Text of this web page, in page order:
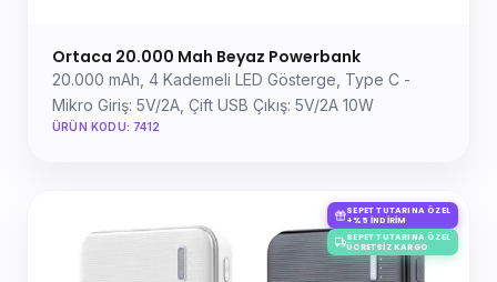
Ortaca 20.000 Mah Beyaz Powerbank
20.000 mAh, 4 Kademeli LED Gösterge, Type C -
Mikro Giriş: 5V/2A, Çift USB Çıkış: 5V/2A 10W
ÜRÜN KODU: 7412
SEPET TUTARINA ÖZEL
+%5 İNDIRIM
SEPET TUTARINA ÖZEL
ÜCRETSIZ KARGO